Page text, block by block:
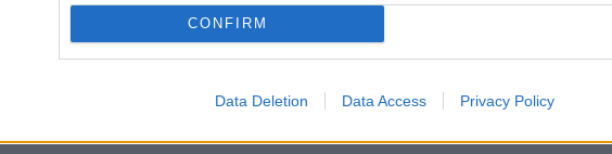
CONFIRM
Data Deletion Data Access Privacy Policy
DOLLY AND DOTTY ANNIE KVETINOVÉ
ŠATY
DLHÝMI RUKÁVMI